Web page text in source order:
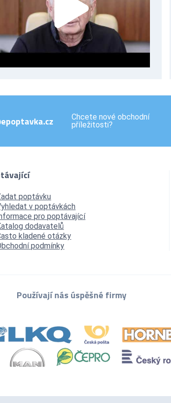
Chcete nové obchodní
příležitosti?
poptávku
v poptávkách
pro poptávající
dodavatelů
kladené otázky
podmínky
Používají nás úspěšné firmy